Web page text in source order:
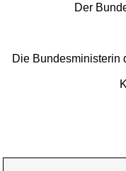
Der
Die Bundesministerin